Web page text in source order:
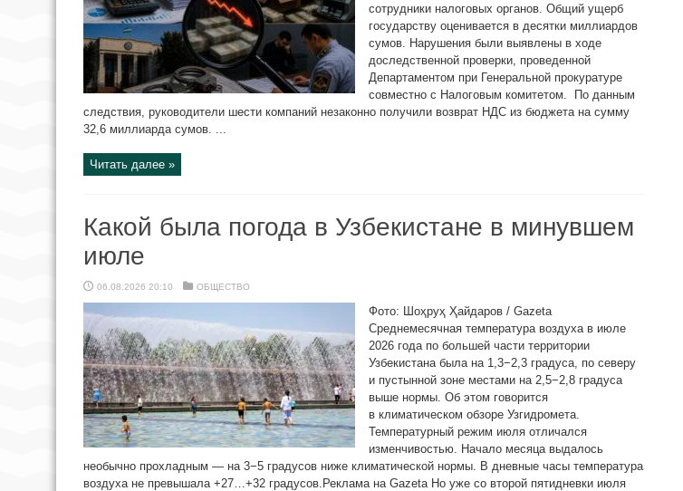
сотрудники налоговых органов. Общий ущерб
государству оценивается в десятки миллиардов
сумов. Нарушения были выявлены в ходе
доследственной проверки, проведенной
Департаментом при Генеральной прокуратуре
совместно с Налоговым комитетом. По данным
следствия, руководители шести компаний незаконно получили возврат НДС из бюджета на сумму
32,6 миллиарда сумов. ...
Читать далее »
Какой была погода в Узбекистане в минувшем
июле
06.08.2026 20:10 ОБЩЕСТВО
Фото: Шоҳруҳ Ҳайдаров / Gazeta
Среднемесячная температура воздуха в июле
2026 года по большей части территории
Узбекистана была на 1,3−2,3 градуса, по северу
и пустынной зоне местами на 2,5−2,8 градуса
выше нормы. Об этом говорится
в климатическом обзоре Узгидромета.
Температурный режим июля отличался
изменчивостью. Начало месяца выдалось
необычно прохладным — на 3−5 градусов ниже климатической нормы. В дневные часы температура
воздуха не превышала +27…+32 градусов.Реклама на Gazeta Но уже со второй пятидневки июля